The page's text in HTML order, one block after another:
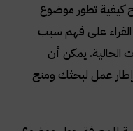
كيفية تطور موضوع
على فهم سبب
الحالية. يمكن أن
إطار عمل لبحثك ومنح